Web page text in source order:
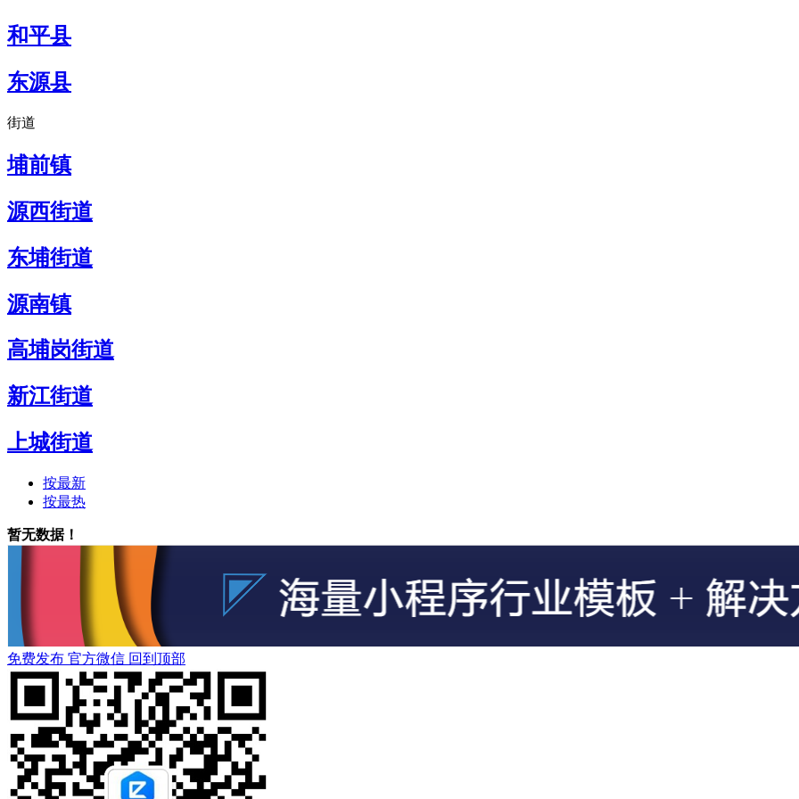
和平县
东源县
街道
埔前镇
源西街道
东埔街道
源南镇
高埔岗街道
新江街道
上城街道
按最新
按最热
暂无数据！
免费发布 官方微信 回到顶部